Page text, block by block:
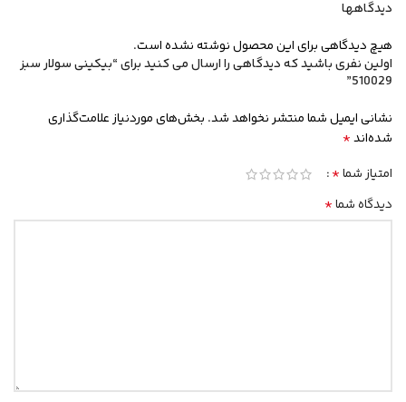
دیدگاهها
هیچ دیدگاهی برای این محصول نوشته نشده است.
اولین نفری باشید که دیدگاهی را ارسال می کنید برای “بیکینی سولار سبز
510029”
نشانی ایمیل شما منتشر نخواهد شد. بخش‌های موردنیاز علامت‌گذاری
شده‌اند*
امتیاز شما*
دیدگاه شما*